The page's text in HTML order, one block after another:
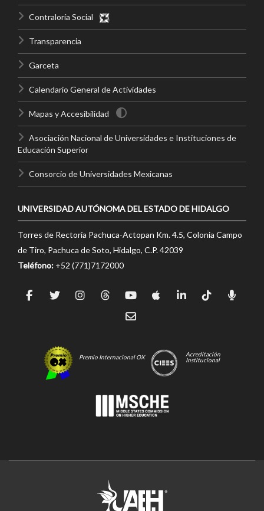
Contraloría Social
Transparencia
Garceta
Calendario General de Actividades
Mapas y Accesibilidad
Asociación Nacional de Universidades e Instituciones de
Educación Superior
Consorcio de Universidades Mexicanas
UNIVERSIDAD AUTÓNOMA DEL ESTADO DE HIDALGO
Torres de Rectoría Pachuca-Actopan Km. 4.5, Colonia Campo
de Tiro, Pachuca de Soto, Hidalgo, C.P. 42039
Teléfono: +52 (771)7172000
Premio Internacional OX
Acreditación
Institucional